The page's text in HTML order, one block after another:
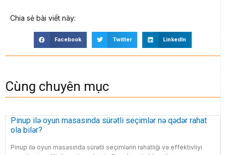
Chia sẻ bài viết này:
Facebook Twitter LinkedIn
Cùng chuyên mục
Pinup ilə oyun masasında sürətli seçimlər nə qədər rahat
ola bilər?
Pinup ilə oyun masasında sürətli seçimlərin rahatlığı və effektivliyi